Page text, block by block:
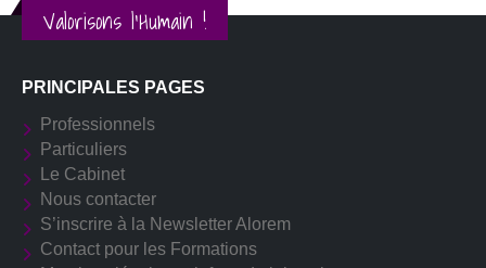
Valorisons l'Humain !
PRINCIPALES PAGES
Professionnels
Particuliers
Le Cabinet
Nous contacter
S’inscrire à la Newsletter Alorem
Contact pour les Formations